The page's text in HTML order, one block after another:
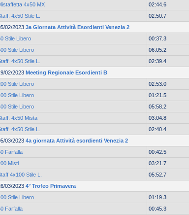
4x50 MX
02:44.6
4x50 Stile L.
02:50.7
02/2023 3a Giornata Attività Esordienti Venezia 2
Stile Libero
00:37.3
Stile Libero
06:05.2
4x50 Stile L.
02:39.4
02/2023 Meeting Regionale Esordienti B
Stile Libero
02:53.0
Stile Libero
01:21.5
Stile Libero
05:58.2
4x50 Mista
03:04.8
4x50 Stile L.
02:40.4
03/2023 4a giornata Attività esordienti Venezia 2
Farfalla
00:42.5
Misti
03:21.7
4x100 Stile L.
05:52.7
03/2023 4° Trofeo Primavera
Stile Libero
01:19.3
Farfalla
00:45.3